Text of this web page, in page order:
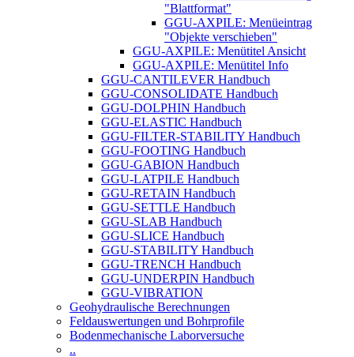
"Blattformat"
GGU-AXPILE: Menüeintrag
"Objekte verschieben"
GGU-AXPILE: Menütitel Ansicht
GGU-AXPILE: Menütitel Info
GGU-CANTILEVER Handbuch
GGU-CONSOLIDATE Handbuch
GGU-DOLPHIN Handbuch
GGU-ELASTIC Handbuch
GGU-FILTER-STABILITY Handbuch
GGU-FOOTING Handbuch
GGU-GABION Handbuch
GGU-LATPILE Handbuch
GGU-RETAIN Handbuch
GGU-SETTLE Handbuch
GGU-SLAB Handbuch
GGU-SLICE Handbuch
GGU-STABILITY Handbuch
GGU-TRENCH Handbuch
GGU-UNDERPIN Handbuch
GGU-VIBRATION
Geohydraulische Berechnungen
Feldauswertungen und Bohrprofile
Bodenmechanische Laborversuche
..